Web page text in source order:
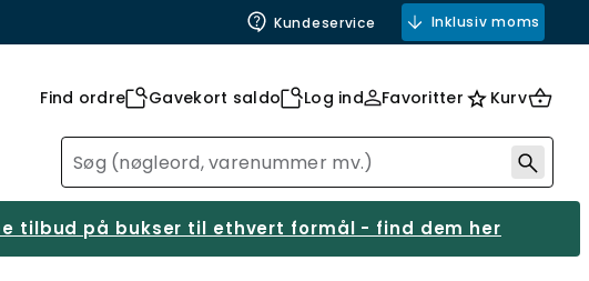
Kundeservice Inklusiv moms
Find ordre Gavekort saldo Log ind Favoritter Kurv
tilbud på bukser til ethvert formål - find dem her